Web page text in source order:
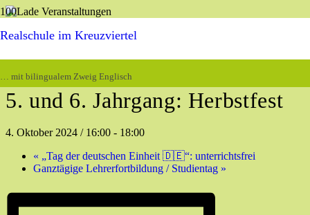
Realschule im Kreuzviertel
… mit bilingualem Zweig Englisch
« Alle Veranstaltungen
Diese Veranstaltung hat bereits stattgefunden.
5. und 6. Jahrgang: Herbstfest
4. Oktober 2024 / 16:00 - 18:00
« „Tag der deutschen Einheit 🇩🇪“: unterrichtsfrei
Ganztägige Lehrerfortbildung / Studientag »